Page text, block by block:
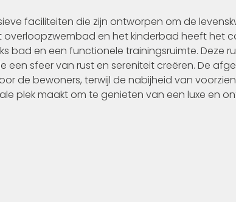
faciliteiten die zijn ontworpen om de
overloopzwembad en het kinderbad heeft het
bad en een functionele trainingsruimte. Deze
een sfeer van rust en sereniteit creëren. De
de bewoners, terwijl de nabijheid van
plek maakt om te genieten van een luxe en